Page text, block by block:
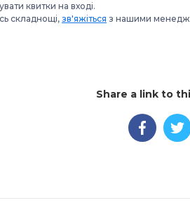
квитки на вході.
складнощі,зв'яжіться з нашими
Share a link to